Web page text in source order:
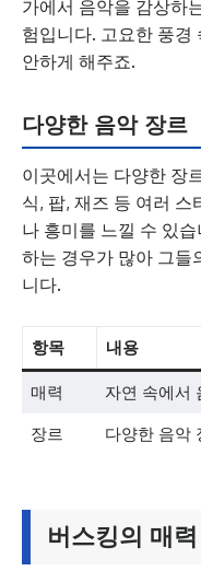
가에서 음악을 감상하
험입니다. 고요한 풍경
안하게 해주죠.
다양한 음악 장르
이곳에서는 다양한 장
식, 팝, 재즈 등 여러
나 흥미를 느낄 수 있
하는 경우가 많아 그들
니다.
항목 내용
매력 자연 속에서
장르 다양한 음악
버스킹의 매력